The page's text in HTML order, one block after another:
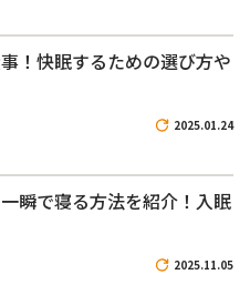
！快眠するための選び方や
2025.01.24
瞬で寝る方法を紹介！入眠
2025.11.05